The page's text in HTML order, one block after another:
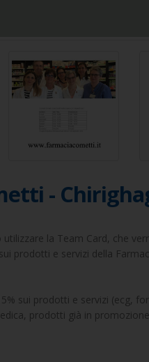
-
la Team Card, che
prodotti e servizi della
sui prodotti e servizi (ecg,
prodotti già in